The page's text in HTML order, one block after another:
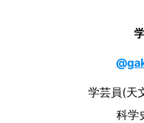
学芸員(天
科学